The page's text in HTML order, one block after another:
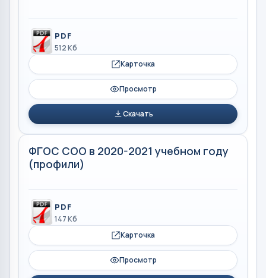
PDF
512 Кб
Карточка
Просмотр
Скачать
ФГОС СОО в 2020-2021 учебном году
(профили)
PDF
147 Кб
Карточка
Просмотр